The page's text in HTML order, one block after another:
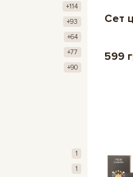
+114
+93
+64
+77
+90
1
1
Сет
599